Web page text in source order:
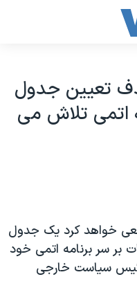
تعيين جدول
اتمی تلاش می
خواهد کرد يک جدول
بر سر برنامه اتمی خود
رئيس سياست خارجی